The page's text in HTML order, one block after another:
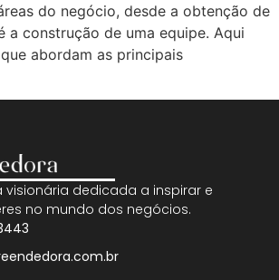
do negócio, desde a obtenção de
a construção de uma equipe. Aqui
abordam as principais
dedicada a inspirar e
no mundo dos negócios.